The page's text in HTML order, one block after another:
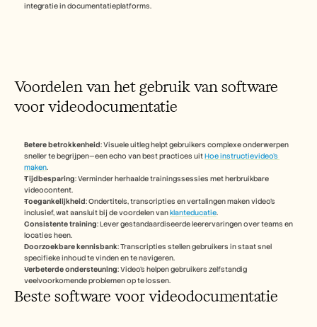
integratie in documentatieplatforms.
Voordelen van het gebruik van software
voor videodocumentatie
Betere betrokkenheid: Visuele uitleg helpt gebruikers complexe onderwerpen
sneller te begrijpen—een echo van best practices uit Hoe instructievideo's
maken.
Tijdbesparing: Verminder herhaalde trainingssessies met herbruikbare
videocontent.
Toegankelijkheid: Ondertitels, transcripties en vertalingen maken video's
inclusief, wat aansluit bij de voordelen van klanteducatie.
Consistente training: Lever gestandaardiseerde leerervaringen over teams en
locaties heen.
Doorzoekbare kennisbank: Transcripties stellen gebruikers in staat snel
specifieke inhoud te vinden en te navigeren.
Verbeterde ondersteuning: Video's helpen gebruikers zelfstandig
veelvoorkomende problemen op te lossen.
Beste software voor videodocumentatie